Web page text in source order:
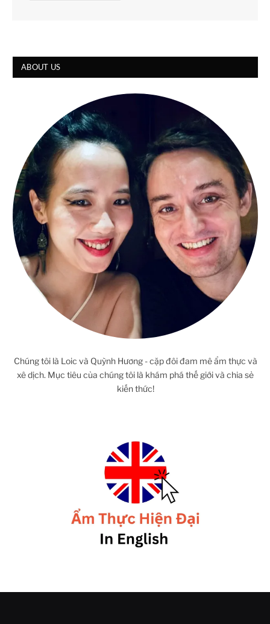
ABOUT US
Chúng tôi là Loic và Quỳnh Hương - cặp đôi đam mê ẩm thực và
xê dịch. Mục tiêu của chúng tôi là khám phá thế giới và chia sẻ
kiến thức!